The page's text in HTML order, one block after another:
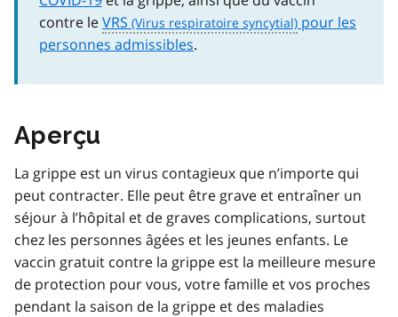
contre leVRS
pour les
personnes admissibles.
Aperçu
La grippe est un virus contagieux que n’importe qui
peut contracter. Elle peut être grave et entraîner un
séjour à l’hôpital et de graves complications, surtout
chez les personnes âgées et les jeunes enfants. Le
vaccin gratuit contre la grippe est la meilleure mesure
de protection pour vous, votre famille et vos proches
pendant la saison de la grippe et des maladies